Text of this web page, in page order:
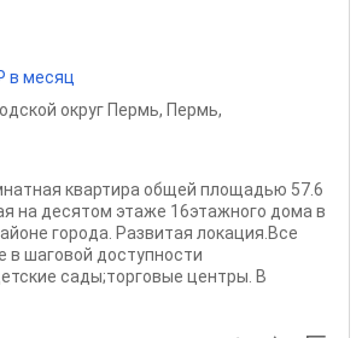
в месяц
округ Пермь, Пермь,
квартира общей площадью 57.6
на десятом этаже 16этажного дома в
города. Развитая локация.Все
в шаговой доступности
сады;торговые центры. В